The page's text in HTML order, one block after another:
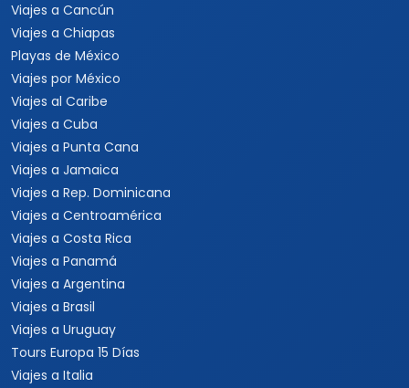
Viajes a Cancún
Viajes a Chiapas
Playas de México
Viajes por México
Viajes al Caribe
Viajes a Cuba
Viajes a Punta Cana
Viajes a Jamaica
Viajes a Rep. Dominicana
Viajes a Centroamérica
Viajes a Costa Rica
Viajes a Panamá
Viajes a Argentina
Viajes a Brasil
Viajes a Uruguay
Tours Europa 15 Días
Viajes a Italia